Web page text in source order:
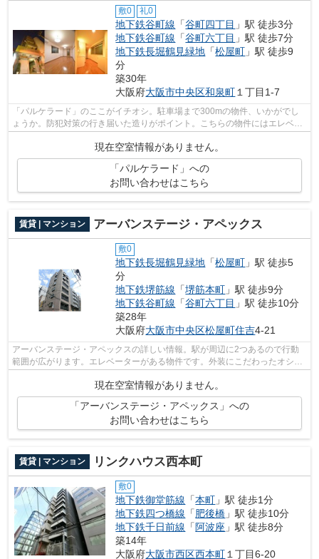
敷0 礼0
地下鉄谷町線 「谷町四丁目 」駅 徒歩3分
地下鉄谷町線 「谷町六丁目 」駅 徒歩7分
地下鉄長堀鶴見緑地 「松屋町 」駅 徒歩9
分
築30年
大阪府大阪市中央区和泉町 １丁目1-7
「パルケラード」のここがイチオシ。駐車場まで300mの物件、いかがでし
ょうか。防犯対策の行き届いた造りがポイント。こちらの物件にはエレベー
現在空室情報がありません。
「パルケラード」への
お問い合わせはこちら
賃貸 | マンション アーバンステージ・アペックス
敷0
地下鉄長堀鶴見緑地 「松屋町 」駅 徒歩5
分
地下鉄堺筋線 「堺筋本町 」駅 徒歩9分
地下鉄谷町線 「谷町六丁目 」駅 徒歩10分
築28年
大阪府大阪市中央区松屋町住吉4-21
アーバンステージ・アペックスの詳しい情報。駅が周辺に2つあるので行動
範囲が広がります。エレベーターがある物件です。外装にこだわったオシャ
レなデザインのマンションです。大阪市...
現在空室情報がありません。
「アーバンステージ・アペックス」への
お問い合わせはこちら
賃貸 | マンション リンクハウス西本町
敷0
地下鉄御堂筋線 「本町 」駅 徒歩1分
地下鉄四つ橋線 「肥後橋 」駅 徒歩10分
地下鉄千日前線 「 阿波座 」駅 徒歩8分
築14年
大阪府大阪市西区西本町１丁目6-20